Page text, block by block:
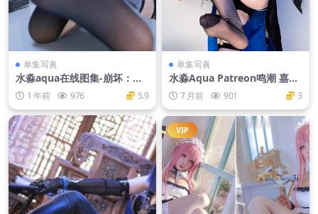
单集写眞
水淼aqua在线图集-崩坏：星
穹铁道 卡芙卡 [93P-140MB]
1 年前 976 5.9
单集写眞
水淼Aqua Patreon鸣潮 嘉贝
莉娜[29P-43M]
7 月前 901 3
VIP